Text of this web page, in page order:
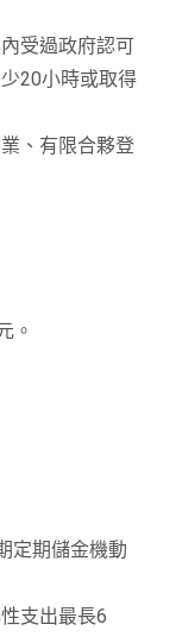
受過政府認可
20小時或取得
、有限合夥登
。
定期儲金機動
支出最長6